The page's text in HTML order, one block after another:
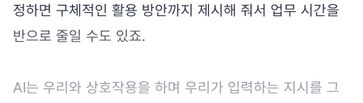
정하면 구체적인 활용 방안까지 제시해 줘서 업무 시간을
반으로 줄일 수도 있죠.
AI는 우리와 상호작용을 하며 우리가 입력하는 지시를 그